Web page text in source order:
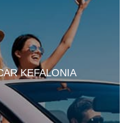
μνήμη του Αθανασίου Μπεσλεμέ
με τις φλόγες
Ευφημία: Μεγάλη συναυλία με
το τριήμερο 7, 8 και 9
KEFALONIA